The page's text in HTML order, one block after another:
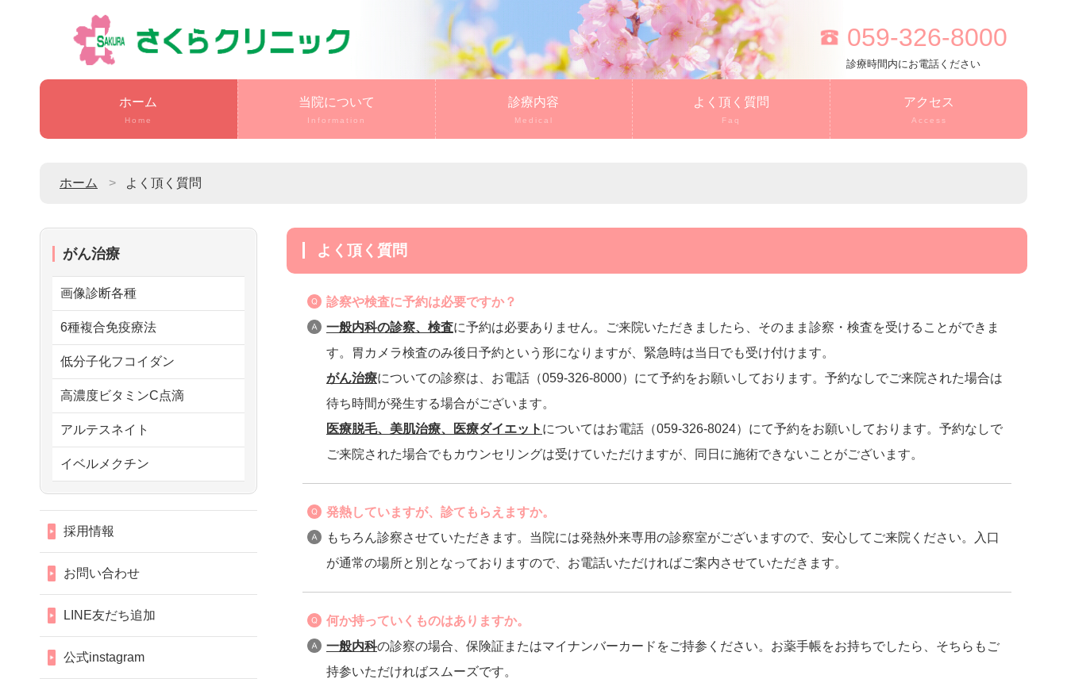
059-326-8000
診療時間内にお電話ください
ホーム
Home
当院について
Information
診療内容
Medical
よく頂く質問
Faq
アクセス
Access
ホーム よく頂く質問
よく頂く質問
診察や検査に予約は必要ですか？
一般内科の診察、検査に予約は必要ありません。ご来院いただきましたら、そのまま診察・検査を受けることができま
す。胃カメラ検査のみ後日予約という形になりますが、緊急時は当日でも受け付けます。
がん治療についての診察は、お電話（059-326-8000）にて予約をお願いしております。予約なしでご来院された場合は
待ち時間が発生する場合がございます。
医療脱毛、美肌治療、医療ダイエット についてはお電話（059-326-8024）にて予約をお願いしております。予約なしで
ご来院された場合でもカウンセリングは受けていただけますが、同日に施術できないことがございます。
発熱していますが、診てもらえますか。
もちろん診察させていただきます。当院には発熱外来専用の診察室がございますので、安心してご来院ください。入口
が通常の場所と別となっておりますので、お電話いただければご案内させていただきます。
何か持っていくものはありますか。
一般内科の診察の場合、保険証またはマイナンバーカードをご持参ください。お薬手帳をお持ちでしたら、そちらもご
持参いただければスムーズです。
がん治療
画像診断各種
6種複合免疫療法
低分子化フコイダン
高濃度ビタミンC点滴
アルテスネイト
イベルメクチン
採用情報
お問い合わせ
LINE友だち追加
公式instagram